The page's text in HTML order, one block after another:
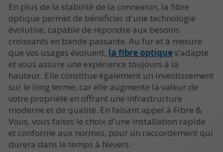
En plus de la stabilité de la connexion, la fibre
optique permet de bénéficier d'une technologie
évolutive, capable de répondre aux besoins
croissants en bande passante. Au fur et à mesure
que vos usages évoluent, la fibre optique s’adapte
et vous assure une expérience toujours à la
hauteur. Elle constitue également un investissement
sur le long terme, car elle augmente la valeur de
votre propriété en offrant une infrastructure
moderne et de qualité. En faisant appel à Fibre &
Vous, vous faites le choix d'une installation rapide
et conforme aux normes, pour un raccordement qui
durera dans le temps à Nevers.